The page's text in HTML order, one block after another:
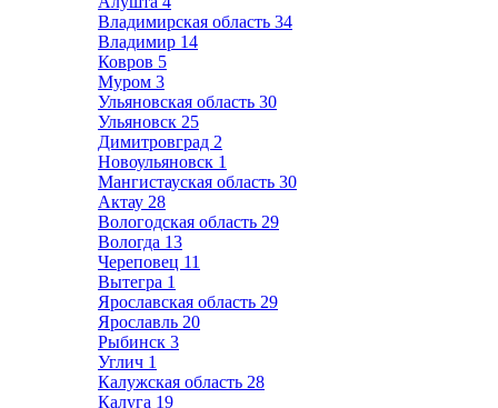
Владимирская область 34
Владимир 14
Ковров 5
Муром 3
Ульяновская область 30
Ульяновск 25
Димитровград 2
Новоульяновск 1
Мангистауская область 30
Актау 28
Вологодская область 29
Вологда 13
Череповец 11
Вытегра 1
Ярославская область 29
Ярославль 20
Рыбинск 3
Углич 1
Калужская область 28
Калуга 19